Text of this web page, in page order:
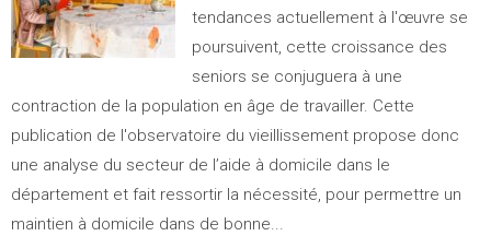
tendances actuellement à l'œuvre se
poursuivent, cette croissance des
seniors se conjuguera à une
contraction de la population en âge de travailler. Cette
publication de l'observatoire du vieillissement propose donc
une analyse du secteur de l’aide à domicile dans le
département et fait ressortir la nécessité, pour permettre un
maintien à domicile dans de bonne...